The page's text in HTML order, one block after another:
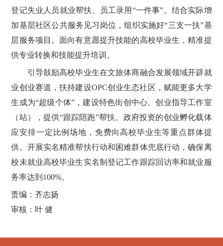
登记失业人员就业帮扶、员工录用“一件事”。结合实际增
加基层社区公共服务见习岗位，组织实施好“三支一扶”基
层服务项目。面向有意愿提升技能的高校毕业生，精准提
供专业转换和技能提升培训。
引导鼓励高校毕业生在文旅体商融合发展领域开辟就
业创业赛道，扶持建设OPC创业生态社区，赋能更多大学
生成为“超级个体”，建设特色街创中心、创业指导工作室
（站），提供“跟踪陪跑”帮扶。政府投资的创业孵化载体
应安排一定比例场地，免费向高校毕业生等重点群体提
供。开展实名精准帮扶行动和困难群体兜底行动，确保离
校未就业高校毕业生实名制登记工作跟踪回访率和就业服
务率达到100%。
责编：齐志扬
审核：叶 健